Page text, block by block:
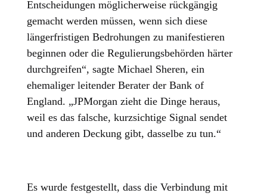
Entscheidungen möglicherweise rückgängig
gemacht werden müssen, wenn sich diese
längerfristigen Bedrohungen zu manifestieren
beginnen oder die Regulierungsbehörden härter
durchgreifen“, sagte Michael Sheren, ein
ehemaliger leitender Berater der Bank of
England. „JPMorgan zieht die Dinge heraus,
weil es das falsche, kurzsichtige Signal sendet
und anderen Deckung gibt, dasselbe zu tun.“
Es wurde festgestellt, dass die Verbindung mit